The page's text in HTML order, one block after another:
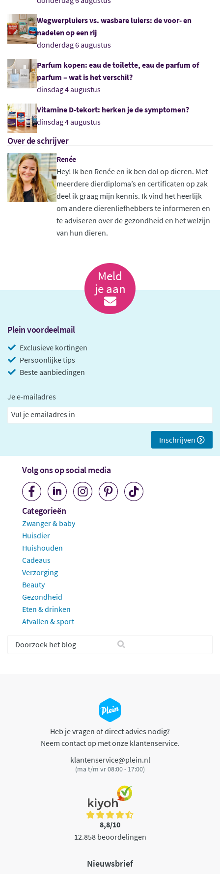
Wegwerpluiers vs. wasbare luiers: de voor- en
nadelen op een rij
donderdag 6 augustus
Parfum kopen: eau de toilette, eau de parfum of
parfum – wat is het verschil?
dinsdag 4 augustus
Vitamine D-tekort: herken je de symptomen?
dinsdag 4 augustus
Over de schrijver
Renée
Hey! Ik ben Renée en ik ben dol op dieren. Met
meerdere dierdiploma’s en certificaten op zak
deel ik graag mijn kennis. Ik vind het heerlijk
om andere dierenliefhebbers te informeren en
te adviseren over de gezondheid en het welzijn
van hun dieren.
Meld
je aan
Plein voordeelmail
Exclusieve kortingen
Persoonlijke tips
Beste aanbiedingen
Je e-mailadres
Inschrijven
Volg ons op social media
Categorieën
Zwanger & baby
Huisdier
Huishouden
Cadeaus
Verzorging
Beauty
Gezondheid
Eten & drinken
Afvallen & sport
Heb je vragen of direct advies nodig?
Neem contact op met onze klantenservice.
klantenservice@plein.nl
(ma t/m vr 08:00 - 17:00)
8,8/10
12.858 beoordelingen
Nieuwsbrief